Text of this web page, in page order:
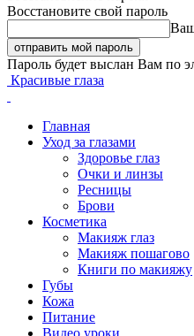
Восстановите свой пароль
Пароль будет выслан Вам по
Красивые глаза
Главная
Уход за глазами
Здоровье глаз
Очки и линзы
Ресницы
Брови
Косметика
Макияж глаз
Макияж пошагово
Книги по макияжу
Губы
Кожа
Питание
Видео уроки